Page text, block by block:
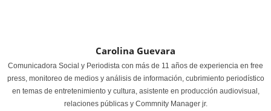
Carolina Guevara
Comunicadora Social y Periodista con más de 11 años de experiencia en free
press, monitoreo de medios y análisis de información, cubrimiento periodístico
en temas de entretenimiento y cultura, asistente en producción audiovisual,
relaciones públicas y Commnity Manager jr.